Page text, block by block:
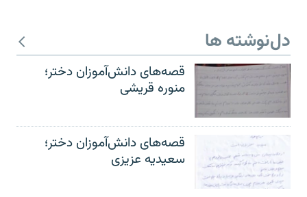
دل‌نوشته ها
قصه‌های دانش‌آموزان دختر؛
منوره قریشی
قصه‌های دانش‌آموزان دختر؛
سعیدیه عزیزی